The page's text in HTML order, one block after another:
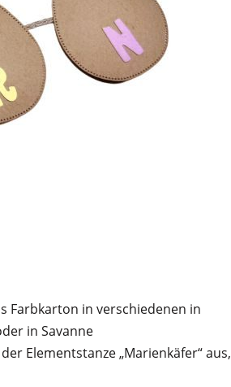
Farbkarton in verschiedenen in
in Savanne
Elementstanze „Marienkäfer“ aus,